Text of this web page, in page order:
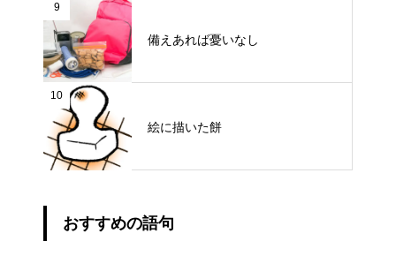
9
備えあれば憂いなし
10
絵に描いた餅
おすすめの語句